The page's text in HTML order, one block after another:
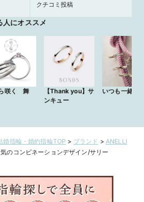
クチコミ投稿
人にオススメ
咲く 舞
【Thank you】サ
ンキュー
いつも一緒
婚指輪・婚約指輪TOP > ブランド > ANELLI
気のコンビネーションデザイン/サリー